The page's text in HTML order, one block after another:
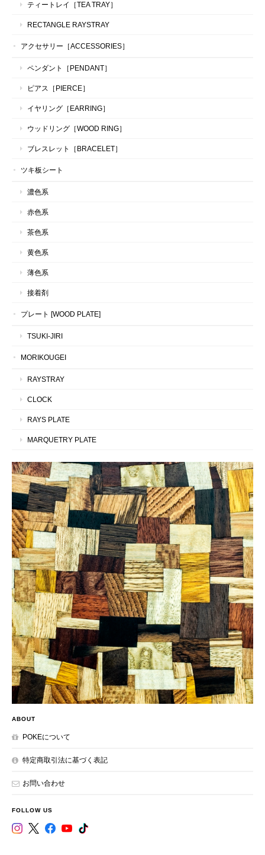
ティートレイ［TEA TRAY］
RECTANGLE RAYSTRAY
アクセサリー［ACCESSORIES］
ペンダント［PENDANT］
ピアス［PIERCE］
イヤリング［EARRING］
ウッドリング［WOOD RING］
ブレスレット［BRACELET］
ツキ板シート
濃色系
赤色系
茶色系
黄色系
薄色系
接着剤
プレート [WOOD PLATE]
TSUKI-JIRI
MORIKOUGEI
RAYSTRAY
CLOCK
RAYS PLATE
MARQUETRY PLATE
ABOUT
POKEについて
特定商取引法に基づく表記
お問い合わせ
FOLLOW US